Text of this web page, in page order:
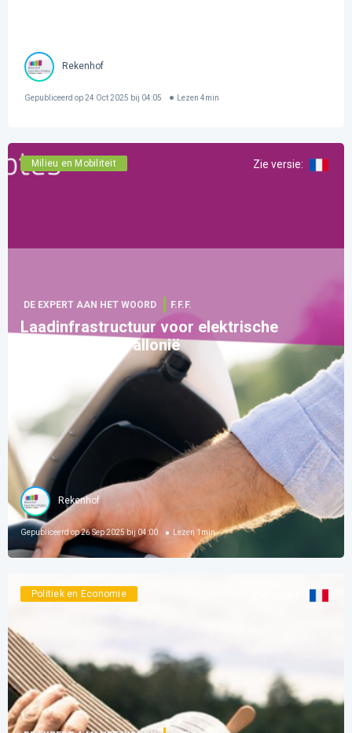
Rekenhof
Gepubliceerd op24 Oct 2025 bij 04:05 Lezen 4min
Milieu en Mobiliteit Zie versie:
DE EXPERT AAN HET WOORD F.F.F.
Laadinfrastructuur voor elektrische
voertuigen in Wallonië
Rekenhof
Gepubliceerd op26 Sep 2025 bij 04:00 Lezen 1 min
Politiek en Economie